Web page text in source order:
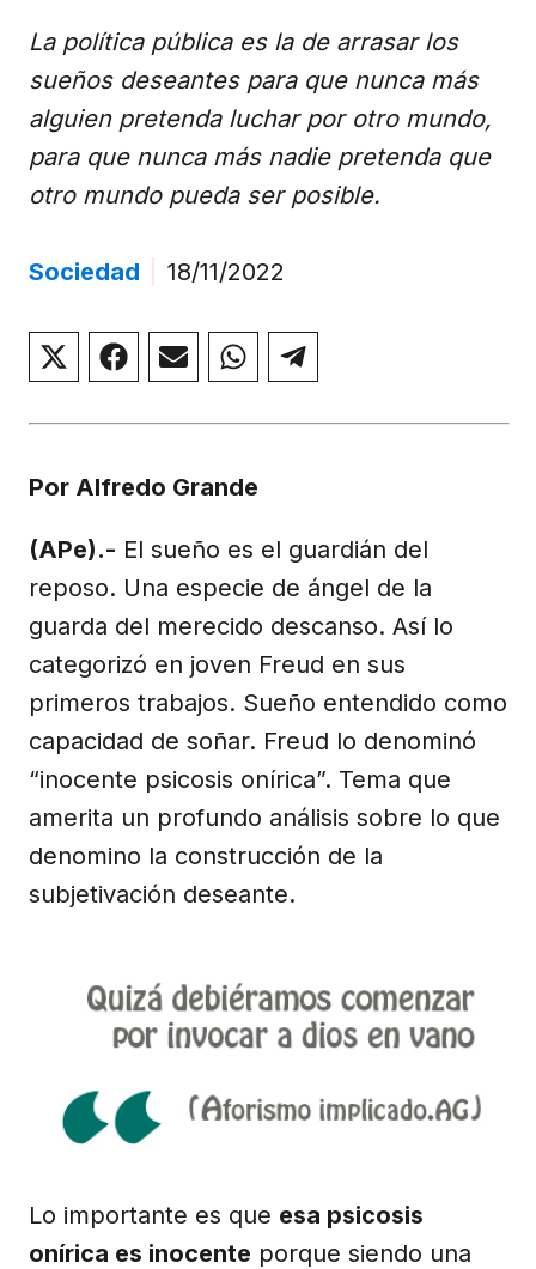
La política pública es la de arrasar los
sueños deseantes para que nunca más
alguien pretenda luchar por otro mundo,
para que nunca más nadie pretenda que
otro mundo pueda ser posible.
Sociedad 18/11/2022
Compartir
en
(Twitter)
Compartir
en
Compartir
en
Compartir
en
Compartir
en
Por Alfredo Grande
(APe).- El sueño es el guardián del
reposo. Una especie de ángel de la
guarda del merecido descanso. Así lo
categorizó en joven Freud en sus
primeros trabajos. Sueño entendido como
capacidad de soñar. Freud lo denominó
“inocente psicosis onírica”. Tema que
amerita un profundo análisis sobre lo que
denomino la construcción de la
subjetivación deseante.
Lo importante es que esa psicosis
onírica es inocente porque siendo una